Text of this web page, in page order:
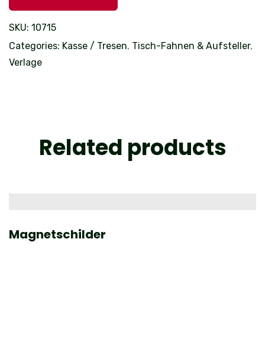
SKU: 10715
Categories: Kasse / Tresen, Tisch-Fahnen & Aufsteller,
Verlage
Related products
Magnetschilder